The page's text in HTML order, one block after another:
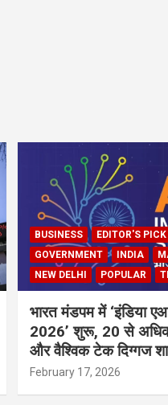
BUSINESS
EDITOR'S PICK
GOVERNMENT
INDIA
NEW DELHI
POPULAR
भारत मंडपम में ‘इंडिया
2026’ शुरू, 20 से अधिक
और वैश्विक टेक दिग्गज
February 17, 2026